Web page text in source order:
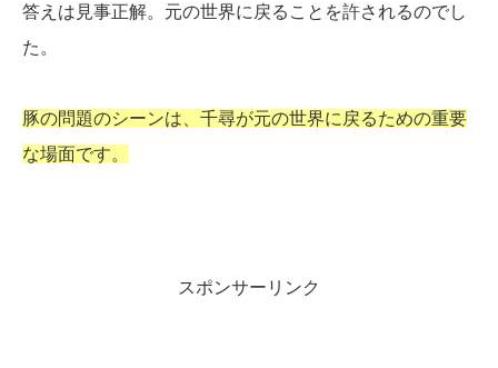
答えは見事正解。元の世界に戻ることを許されるのでし
た。
豚の問題のシーンは、千尋が元の世界に戻るための重要
な場面です。
スポンサーリンク